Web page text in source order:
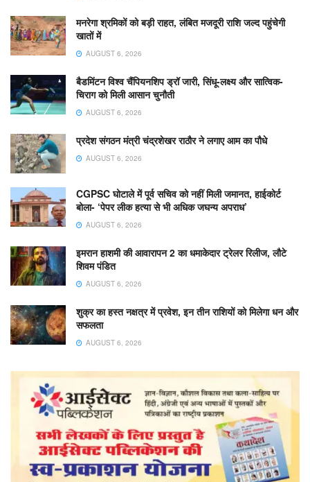
मनरेगा श्रमिकों को बड़ी राहत, लंबित मजदूरी राशि जल्द पहुंचेगी
खातों में
AUGUST 6, 2026
बैडमिंटन विश्व चैंपियनशिप ड्रॉ जारी, सिंधू-लक्ष्य और सात्विक-
चिराग को मिली आसान चुनौती
AUGUST 6, 2026
प्रदेश संगठन मंत्री चंद्रशेखर राठौर ने लगाए आम का पौधे
AUGUST 6, 2026
CGPSC घोटाले में पूर्व सचिव को नहीं मिली जमानत, हाईकोर्ट
बोला- ‘पेपर लीक हत्या से भी अधिक जघन्य अपराध’
AUGUST 6, 2026
इमरान हाशमी की आवारापन 2 का धमाकेदार ट्रेलर रिलीज, लौटे
शिवम पंडित
AUGUST 6, 2026
शुक्र का हस्त नक्षत्र में प्रवेश, इन तीन राशियों को मिलेगा धन और
सफलता
AUGUST 6, 2026